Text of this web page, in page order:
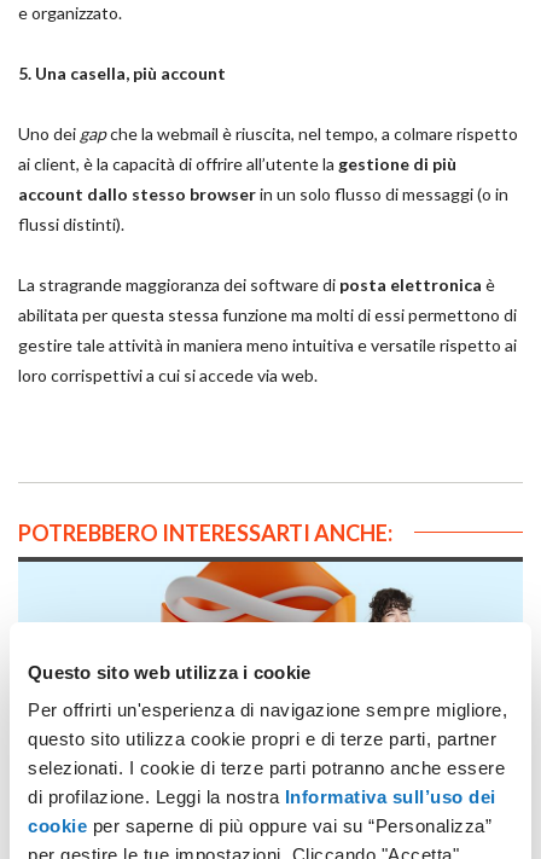
Questo sito web utilizza i cookie
Per offrirti un'esperienza di navigazione sempre migliore,
questo sito utilizza cookie propri e di terze parti, partner
selezionati. I cookie di terze parti potranno anche essere
di profilazione. Leggi la nostra Informativa sull’uso dei
cookie per saperne di più oppure vai su “Personalizza”
per gestire le tue impostazioni. Cliccando "Accetta"
e organizzato.
5. Una casella, più account
Uno dei gapche la webmail è riuscita, nel tempo, a colmare rispetto
ai client, è la capacità di offrire all’utente la gestione di più
account dallo stesso browserin un solo flusso di messaggi (o in
flussi distinti).
La stragrande maggioranza dei software di posta elettronica è
abilitata per questa stessa funzione ma molti di essi permettono di
gestire tale attività in maniera meno intuitiva e versatile rispetto ai
loro corrispettivi a cui si accede via web.
POTREBBERO INTERESSARTI ANCHE:
Con Aruba l’email non ha più limiti di spazio